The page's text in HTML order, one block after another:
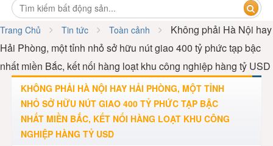
Trang Chủ Tin tức Toàn cảnh
Không phải Hà Nội hay
Hải Phòng, một tỉnh nhỏ sở hữu nút giao 400 tỷ phức tạp bậc
nhất miền Bắc, kết nối hàng loạt khu công nghiệp hàng tỷ USD
KHÔNG PHẢI HÀ NỘI HAY HẢI PHÒNG, MỘT TỈNH
NHỎ SỞ HỮU NÚT GIAO 400 TỶ PHỨC TẠP BẬC
NHẤT MIỀN BẮC, KẾT NỐI HÀNG LOẠT KHU CÔNG
NGHIỆP HÀNG TỶ USD